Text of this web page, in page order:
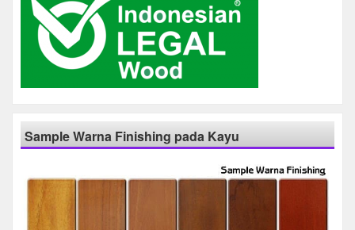
Sample Warna Finishing pada Kayu